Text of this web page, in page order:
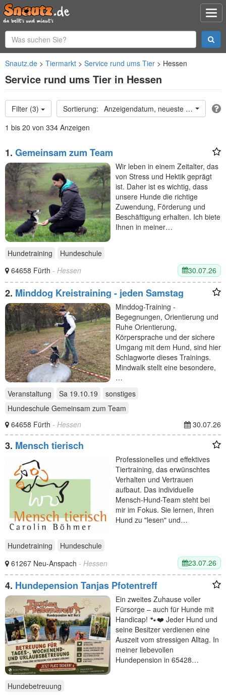
Snautz.de Tiermarkt Service rund ums Tier Hessen
Service rund ums Tier in Hessen
Filter (3)
Anzeigendatum, neueste oben
1 bis 20 von 334 Anzeigen
1. Gemeinsam zum Team
Wir leben in einem Zeitalter, das
von Stress und Hektik geprägt
ist. Daher ist es wichtig, dass
unsere Hunde die richtige
Zuwendung, Förderung und
Beschäftigung erhalten. Ich biete
Ihnen in meiner…
Hundetraining
Hundeschule
64658 Fürth - Hessen 30.07.26
2. Minddog Kreistraining - jeden Samstag
Minddog-Training -
Begegnungen, Orientierung und
Ruhe Orientierung,
Körpersprache und der sichere
Umgang mit dem Hund, sind hier
Schlagworte dieses Trainings.
Mindwalk stellt eine besondere,
…
Veranstaltung
Sa 19.10.19
sonstiges
Hundeschule Gemeinsam zum Team
64658 Fürth - Hessen 30.07.26
3. Mensch tierisch
Professionelles und effektives
Tiertraining, das erwünschtes
Verhalten und Vertrauen
aufbaut. Das individuelle
Mensch-Hund-Team steht bei
mir im Fokus. Sie lernen, Ihren
Hund zu "lesen" und…
Hundetraining
Hundeschule
61267 Neu-Anspach - Hessen 23.07.26
4. Hundepension Tanjas Pfotentreff
Ein zweites Zuhause voller
Fürsorge – auch für Hunde mit
Handicap! 🐾❤️ Jeder Hund und
seine Besitzer verdienen eine
Auszeit vom stressigen Alltag. In
meiner liebevollen
Hundepension in 65428…
Hundebetreuung